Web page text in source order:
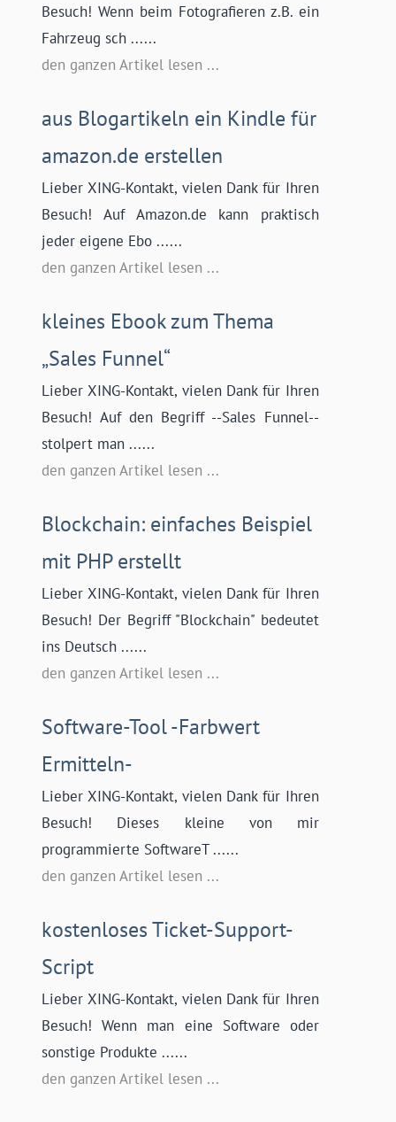
Besuch! Wenn beim Fotografieren z.B. ein
Fahrzeug sch ......
den ganzen Artikel lesen ...
aus Blogartikeln ein Kindle für
amazon.de erstellen
Lieber XING-Kontakt, vielen Dank für Ihren
Besuch! Auf Amazon.de kann praktisch
jeder eigene Ebo ......
den ganzen Artikel lesen ...
kleines Ebook zum Thema
„Sales Funnel“
Lieber XING-Kontakt, vielen Dank für Ihren
Besuch! Auf den Begriff --Sales Funnel--
stolpert man ......
den ganzen Artikel lesen ...
Blockchain: einfaches Beispiel
mit PHP erstellt
Lieber XING-Kontakt, vielen Dank für Ihren
Besuch! Der Begriff "Blockchain" bedeutet
ins Deutsch ......
den ganzen Artikel lesen ...
Software-Tool -Farbwert
Ermitteln-
Lieber XING-Kontakt, vielen Dank für Ihren
Besuch! Dieses kleine von mir
programmierte SoftwareT ......
den ganzen Artikel lesen ...
kostenloses Ticket-Support-
Script
Lieber XING-Kontakt, vielen Dank für Ihren
Besuch! Wenn man eine Software oder
sonstige Produkte ......
den ganzen Artikel lesen ...